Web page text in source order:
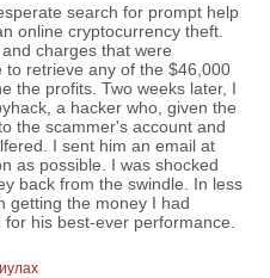
search for prompt help
online cryptocurrency theft.
charges that were
to retrieve any of the $46,000
the profits. Two weeks later, I
a hacker who, given the
the scammer's account and
I sent him an email at
as possible. I was shocked
back from the swindle. In less
getting the money I had
his best-ever performance.